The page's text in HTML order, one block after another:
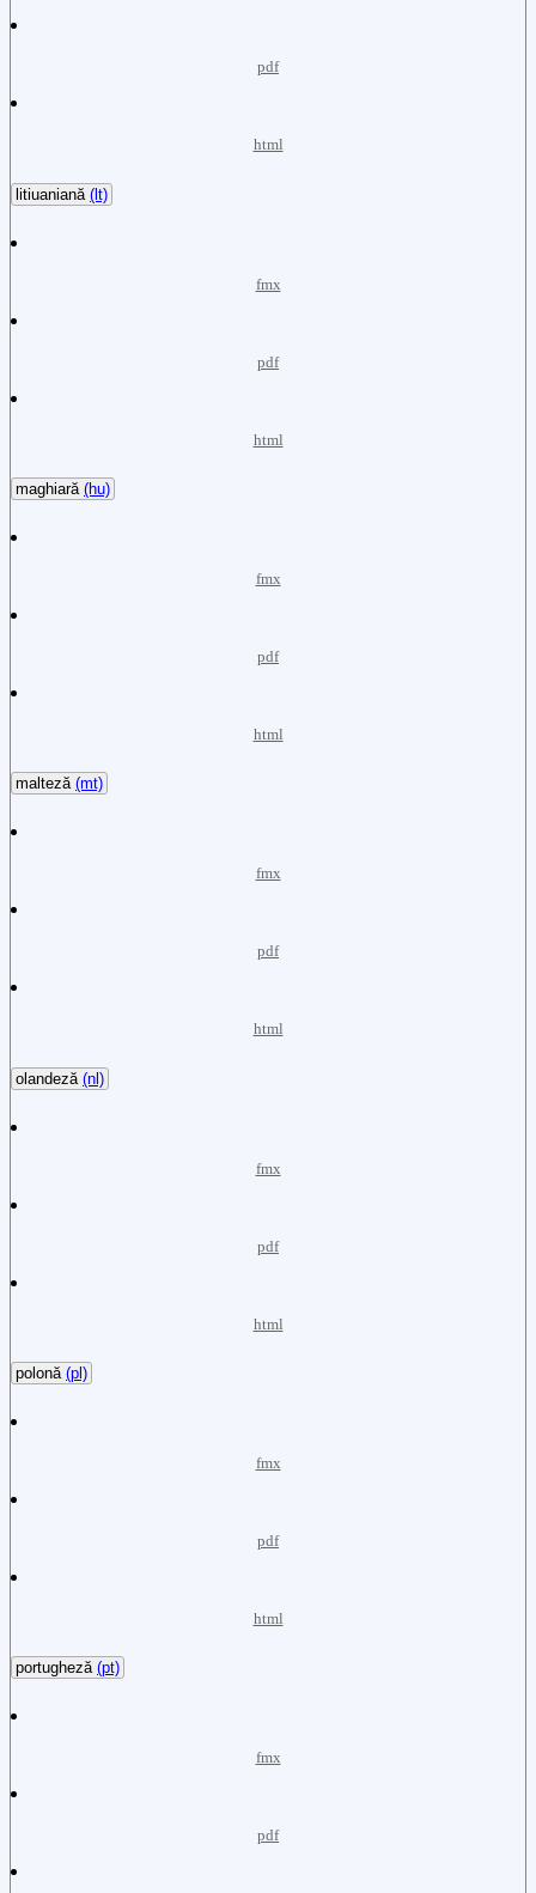
pdf
html
litiuaniană (lt)
fmx
pdf
html
maghiară (hu)
fmx
pdf
html
malteză (mt)
fmx
pdf
html
olandeză (nl)
fmx
pdf
html
polonă (pl)
fmx
pdf
html
portugheză (pt)
fmx
pdf